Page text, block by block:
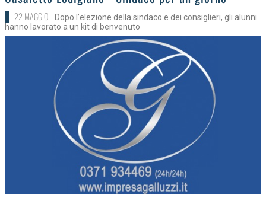
22 MAGGIO
Dopo l’elezione della sindaco e dei consiglieri, gli alunni
hanno lavorato a un kit di benvenuto